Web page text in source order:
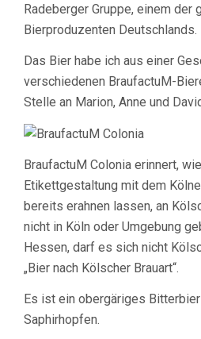
Radeberger Gruppe, einem der
Bierproduzenten Deutschlands.
Das Bier habe ich aus einer
verschiedenen BraufactuM-
Stelle an Marion, Anne und
BraufactuM Colonia erinnert,
Etikettgestaltung mit dem
bereits erahnen lassen, an
nicht in Köln oder Umgebung
Hessen, darf es sich nicht
„Bier nach Kölscher Brauart“.
Es ist ein obergäriges
Saphirhopfen.